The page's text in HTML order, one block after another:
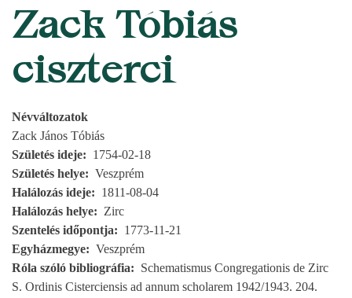
Zack Tóbiás
ciszterci
Névváltozatok
Zack János Tóbiás
Születés ideje
1754-02-18
Születés helye
Veszprém
Halálozás ideje
1811-08-04
Halálozás helye
Zirc
Szentelés időpontja
1773-11-21
Egyházmegye
Veszprém
Róla szóló bibliográfia
Schematismus Congregationis de Zirc
S. Ordinis Cisterciensis ad annum scholarem 1942/1943. 204.